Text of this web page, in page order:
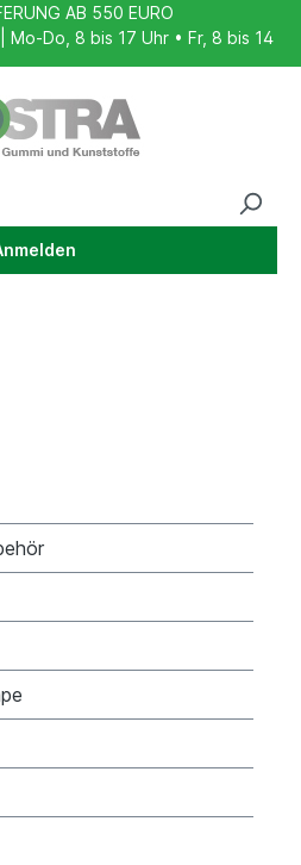
AB 550 EURO
Mo-Do, 8 bis 17 Uhr • Fr, 8 bis 14
SICHER EINKAUFEN